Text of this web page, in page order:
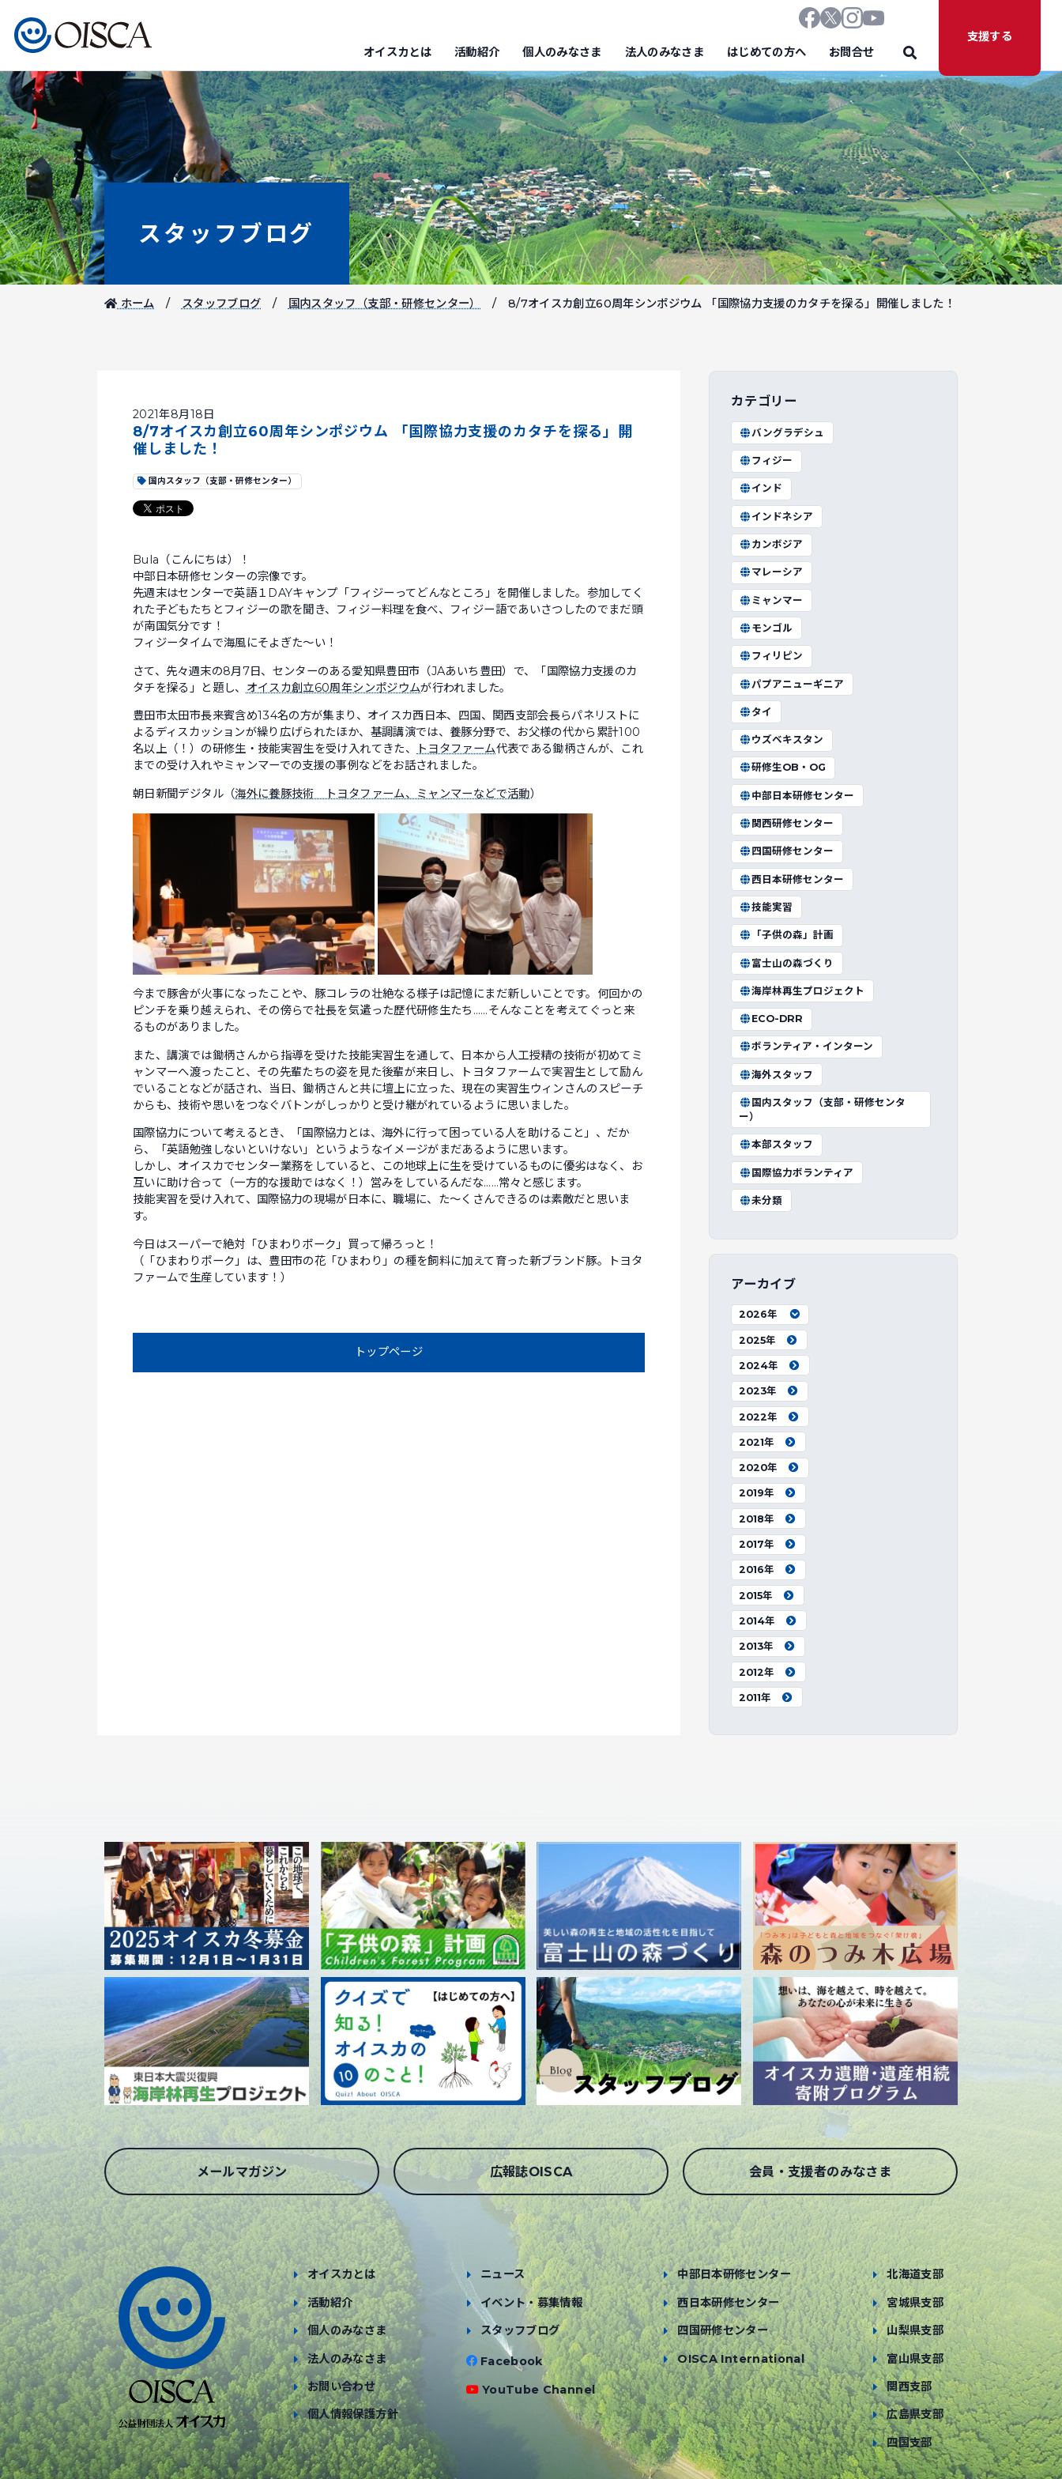
オイスカとは 活動紹介 個人のみなさま 法人のみなさま はじめての方へ お問合せ
支援する
スタッフブログ
ホーム スタッフブログ 国内スタッフ（支部・研修センター） 8/7オイスカ創立60周年シンポジウム 「国際協力支援のカタチを探る」開催しました！
2021年8月18日
8/7オイスカ創立60周年シンポジウム 「国際協力支援のカタチを探る」開
催しました！
国内スタッフ（支部・研修センター）
Bula（こんにちは）！
中部日本研修センターの宗像です。
先週末はセンターで英語１DAYキャンプ「フィジーってどんなところ」を開催しました。参加してく
れた子どもたちとフィジーの歌を聞き、フィジー料理を食べ、フィジー語であいさつしたのでまだ頭
が南国気分です！
フィジータイムで海風にそよぎた～い！
さて、先々週末の8月7日、センターのある愛知県豊田市（JAあいち豊田）で、「国際協力支援のカ
タチを探る」と題し、 オイスカ創立60周年シンポジウムが行われました。
豊田市太田市長来賓含め134名の方が集まり、オイスカ西日本、四国、関西支部会長らパネリストに
よるディスカッションが繰り広げられたほか、基調講演では、養豚分野で、お父様の代から累計100
名以上（！）の研修生・技能実習生を受け入れてきた、
トヨタファーム代表である鋤柄さんが、これ
までの受け入れやミャンマーでの支援の事例などをお話されました。
朝日新聞デジタル（海外に養豚技術 トヨタファーム、ミャンマーなどで活動）
今まで豚舎が火事になったことや、豚コレラの壮絶なる様子は記憶にまだ新しいことです。何回かの
ピンチを乗り越えられ、その傍らで社長を気遣った歴代研修生たち……そんなことを考えてぐっと来
るものがありました。
また、講演では鋤柄さんから指導を受けた技能実習生を通して、日本から人工授精の技術が初めてミ
ャンマーへ渡ったこと、その先輩たちの姿を見た後輩が来日し、トヨタファームで実習生として励ん
でいることなどが話され、当日、鋤柄さんと共に壇上に立った、現在の実習生ウィンさんのスピーチ
からも、技術や思いをつなぐバトンがしっかりと受け継がれているように思いました。
国際協力について考えるとき、「国際協力とは、海外に行って困っている人を助けること」、だか
ら、「英語勉強しないといけない」というようなイメージがまだあるように思います。
しかし、オイスカでセンター業務をしていると、この地球上に生を受けているものに優劣はなく、お
互いに助け合って（一方的な援助ではなく！）営みをしているんだな……常々と感じます。
技能実習を受け入れて、国際協力の現場が日本に、職場に、た～くさんできるのは素敵だと思いま
す。
今日はスーパーで絶対「ひまわりポーク」買って帰ろっと！
（「ひまわりポーク」は、豊田市の花「ひまわり」の種を飼料に加えて育った新ブランド豚。トヨタ
ファームで生産しています！）
トップページ
カテゴリー
バングラデシュ
フィジー
インド
インドネシア
カンボジア
マレーシア
ミャンマー
モンゴル
フィリピン
パプアニューギニア
タイ
ウズベキスタン
研修生OB・OG
中部日本研修センター
関西研修センター
四国研修センター
西日本研修センター
技能実習
「子供の森」計画
富士山の森づくり
海岸林再生プロジェクト
ECO-DRR
ボランティア・インターン
海外スタッフ
国内スタッフ（支部・研修センタ
ー）
本部スタッフ
国際協力ボランティア
未分類
アーカイブ
2026年
2025年
2024年
2023年
2022年
2021年
2020年
2019年
2018年
2017年
2016年
2015年
2014年
2013年
2012年
2011年
メールマガジン 広報誌OISCA 会員・支援者のみなさま
オイスカとは
活動紹介
個人のみなさま
法人のみなさま
お問い合わせ
個人情報保護方針
ニュース
イベント・募集情報
スタッフブログ
Facebook
YouTube Channel
中部日本研修センター
西日本研修センター
四国研修センター
OISCA International
北海道支部
宮城県支部
山梨県支部
富山県支部
関西支部
広島県支部
四国支部